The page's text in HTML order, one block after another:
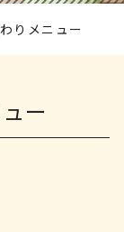
りメニュー
ー